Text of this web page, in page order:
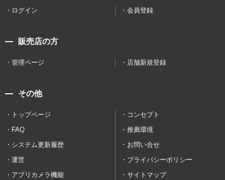
ログイン 会員登録
販売店の方
管理ページ 店舗新規登録
その他
トップページ
コンセプト
FAQ
推薦環境
システム更新履歴
お問い合せ
運営
プライバシーポリシー
アプリカメラ機能
サイトマップ